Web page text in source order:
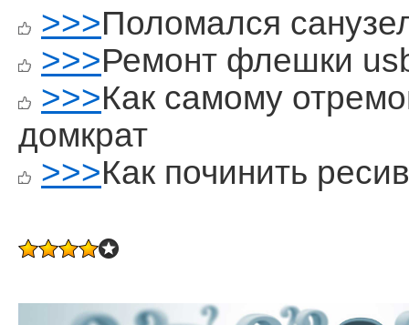
>>>Поломался
>>>Ремонт флешки
>>>Как самому
домкрат
>>>Как починить